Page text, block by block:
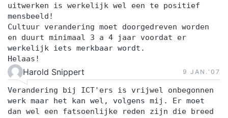
uitwerken is werkelijk wel een te positief
mensbeeld!
Cultuur verandering moet doorgedreven worden
en duurt minimaal 3 a 4 jaar voordat er
werkelijk iets merkbaar wordt.
Helaas!
Harold Snippert 9 JAN.‘07
Verandering bij ICT'ers is vrijwel onbegonnen
werk maar het kan wel, volgens mij. Er moet
dan wel een fatsoenlijke reden zijn die breed